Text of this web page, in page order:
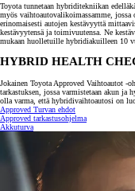
Toyota tunnetaan hybriditekniikan
myös vaihtoautovalikoimassamme,
erinomaisesti autojen kestävyyttä
kestävyytensä ja toimivuutensa. Ne
mukaan huolletuille hybridiakuilleen 10
HYBRID HEALTH
Jokainen Toyota Approved Vaihtoautot
tarkastuksen, jossa varmistetaan akun
olla varma, että hybridivaihtoautosi on
Approved Turvan ehdot
Approved tarkastusohjelma
Akkuturva